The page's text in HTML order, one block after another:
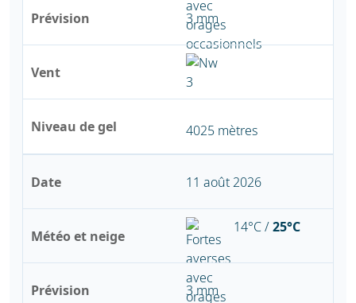
Prévision
Vent
Niveau de gel
3 mm
4025 mètres
Date
Météo et neige
Prévision
11 août 2026
14°C /25°C
3 mm